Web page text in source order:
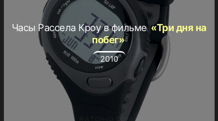
Часы Рассела Кроу в фильме «Три дня на
побег»
2010